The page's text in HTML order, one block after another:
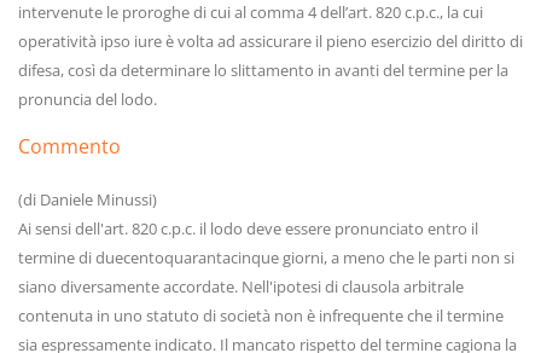
intervenute le proroghe di cui al comma 4 dell’art. 820 c.p.c., la cui
operatività ipso iure è volta ad assicurare il pieno esercizio del diritto di
difesa, così da determinare lo slittamento in avanti del termine per la
pronuncia del lodo.
Commento
(di Daniele Minussi)
Ai sensi dell'art. 820 c.p.c. il lodo deve essere pronunciato entro il
termine di duecentoquarantacinque giorni, a meno che le parti non si
siano diversamente accordate. Nell'ipotesi di clausola arbitrale
contenuta in uno statuto di società non è infrequente che il termine
sia espressamente indicato. Il mancato rispetto del termine cagiona la